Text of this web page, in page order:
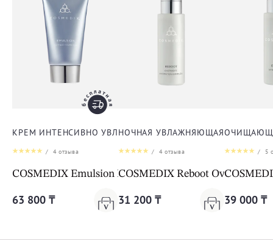
КРЕМ ИНТЕНСИВНО УВЛАЖНЯЮЩИЙ ДЛЯ ЛИЦА
/ 4отзыва
COSMEDIX Emulsion Intense Hydrator
63 800 ₸
НОЧНАЯ УВЛАЖНЯЮЩАЯ
/ 4отзыва
COSMEDIX Reboot Overnight
31 200 ₸
/ 5
39 000 ₸